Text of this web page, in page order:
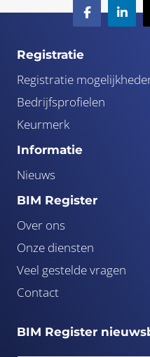
Registratie
Registratie
Bedrijfsprofielen
Keurmerk
Informatie
Nieuws
BIM Register
Over ons
Onze diensten
Veel gestelde vragen
Contact
BIM Register